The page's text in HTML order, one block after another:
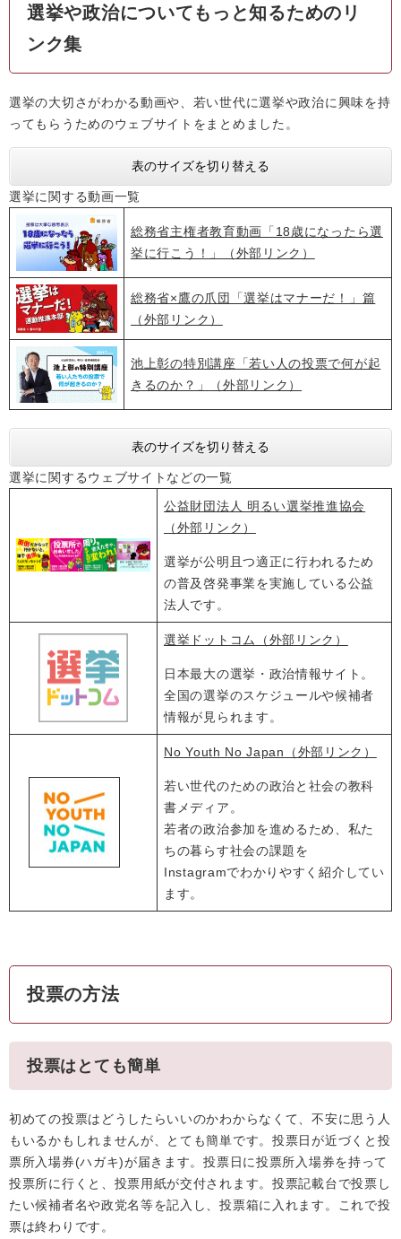
選挙や政治についてもっと知るためのリ
ンク集
選挙の大切さがわかる動画や、若い世代に選挙や政治に興味を持
ってもらうためのウェブサイトをまとめました。
表のサイズを切り替える
選挙に関する動画一覧
総務省主権者教育動画「18歳になったら選
挙に行こう！」
（外部リンク）
総務省×鷹の爪団「選挙はマナーだ！」篇
（外部リンク）
池上彰の特別講座「若い人の投票で何が起
きるのか？」
（外部リンク）
表のサイズを切り替える
選挙に関するウェブサイトなどの一覧
公益財団法人 明るい選挙推進協会
（外部リンク）
選挙が公明且つ適正に行われるため
の普及啓発事業を実施している公益
法人です。
選挙ドットコム （外部リンク）
日本最大の選挙・政治情報サイト。
全国の選挙のスケジュールや候補者
情報が見られます。
No Youth No Japan （外部リンク）
若い世代のための政治と社会の教科
書メディア。
若者の政治参加を進めるため、私た
ちの暮らす社会の課題を
Instagramでわかりやすく紹介してい
ます。
投票の方法
投票はとても簡単
初めての投票はどうしたらいいのかわからなくて、不安に思う人
もいるかもしれませんが、とても簡単です。投票日が近づくと投
票所入場券(ハガキ)が届きます。投票日に投票所入場券を持って
投票所に行くと、投票用紙が交付されます。投票記載台で投票し
たい候補者名や政党名等を記入し、投票箱に入れます。これで投
票は終わりです。